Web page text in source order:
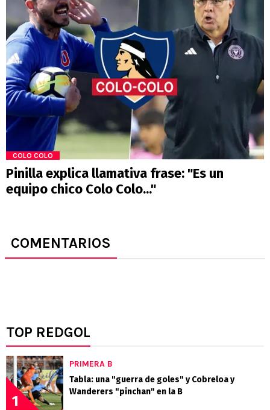
COLO COLO
Pinilla explica llamativa frase: "Es un
equipo chico Colo Colo..."
COMENTARIOS
TOP REDGOL
1
PRIMERA B
Tabla: una "guerra de goles" y Cobreloa y
Wanderers "pinchan" en la B